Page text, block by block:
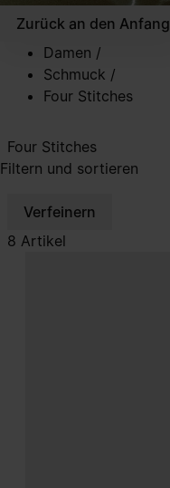
Zurück an den Anfang
Damen /
Schmuck /
Four Stitches
Four Stitches
Filtern und sortieren
Verfeinern
8 Artikel